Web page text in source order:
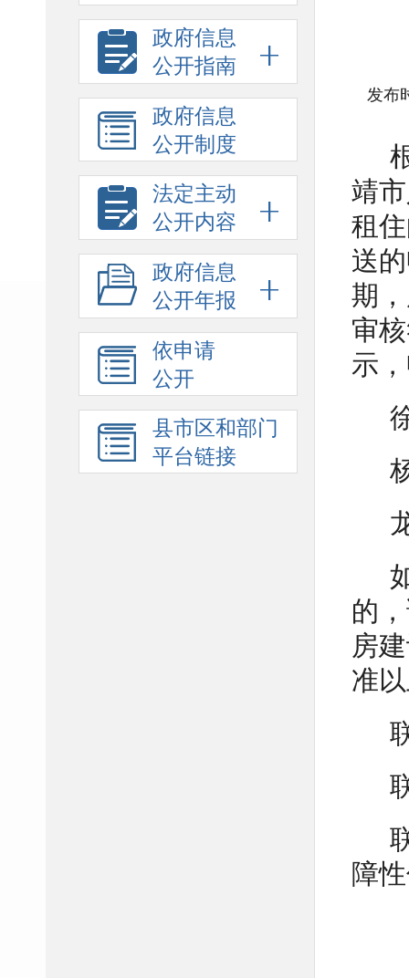
政府信息
公开指南
政府信息
公开制度
法定主动
公开内容
政府信息
公开年报
依申请
公开
县市区和部门
平台链接
发布
靖
租
送
期
审
示
的
房
准
障